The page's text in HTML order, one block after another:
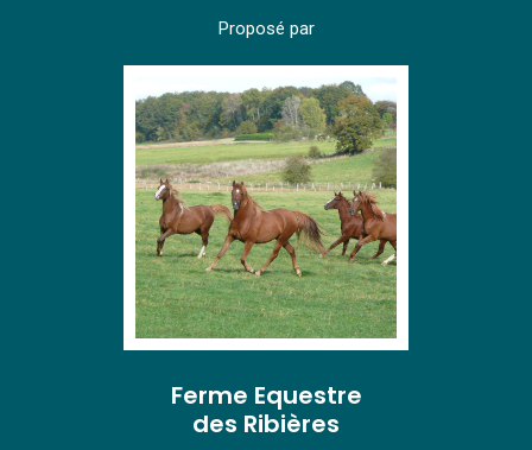
Proposé par
Ferme Equestre
des Ribières